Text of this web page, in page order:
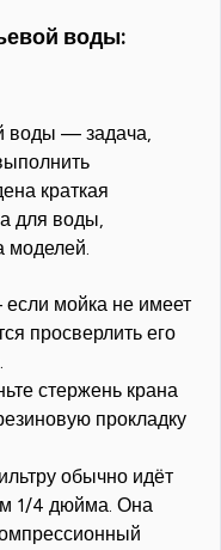
воды:
воды — задача,
краткая
для воды,
моделей.
мойка не имеет
просверлить его
стержень крана
прокладку
обычно идёт
1/4 дюйма. Она